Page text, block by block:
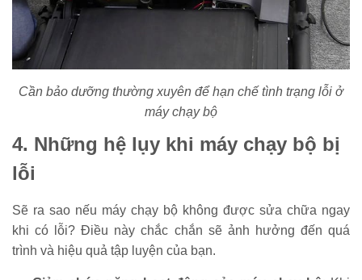
Cần bảo dưỡng thường xuyên để hạn chế tình trạng lỗi ở
máy chạy bộ
4. Những hệ lụy khi máy chạy bộ bị
lỗi
Sẽ ra sao nếu máy chạy bộ không được sửa chữa ngay
khi có lỗi? Điều này chắc chắn sẽ ảnh hưởng đến quá
trình và hiệu quả tập luyện của bạn.